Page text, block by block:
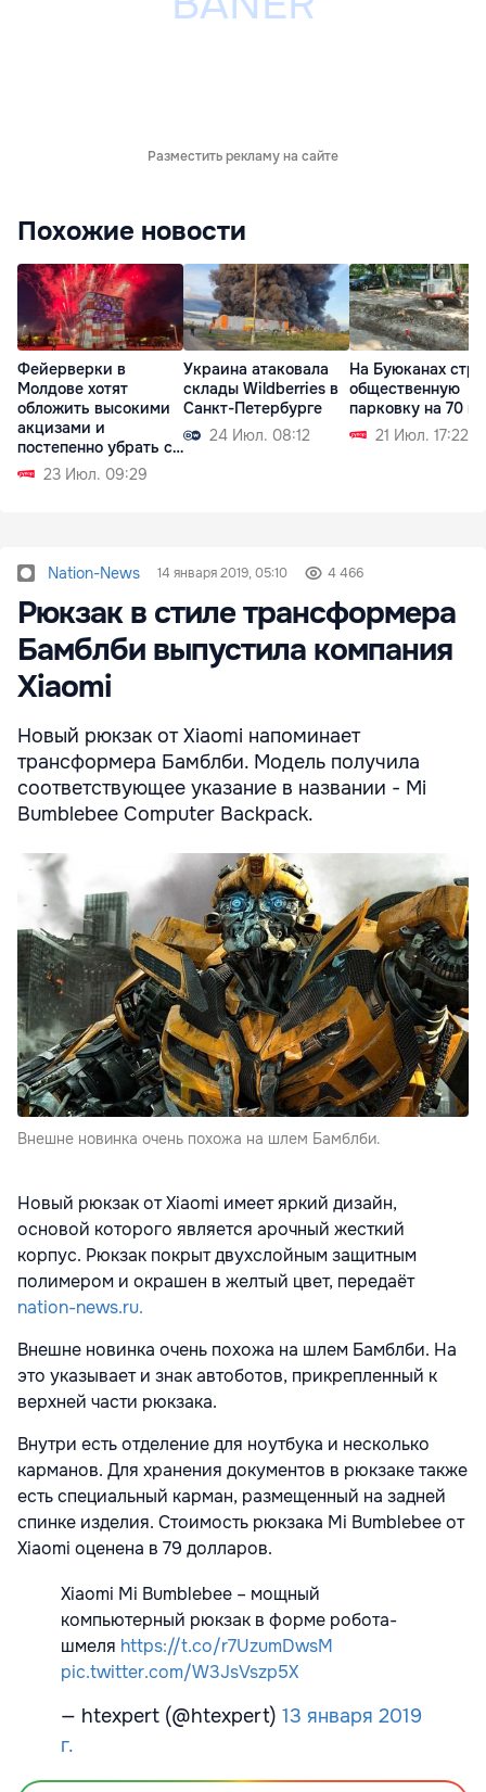
Разместить рекламу на сайте
Похожие новости
Фейерверки в
Молдове хотят
обложить высокими
акцизами и
постепенно убрать с
рынка23 Июл. 09:29
Украина атаковала
склады Wildberries в
Санкт-Петербурге
24 Июл. 08:12
На Буюканах
общественную
парковку на 70
21 Июл. 17:22
Nation-News 14 января 2019, 05:10 4 466
Рюкзак в стиле трансформера
Бамблби выпустила компания
Xiaomi
Новый рюкзак от Xiaomi напоминает
трансформера Бамблби. Модель получила
соответствующее указание в названии - Mi
Bumblebee Computer Backpack.
Внешне новинка очень похожа на шлем Бамблби.
Новый рюкзак от Xiaomi имеет яркий дизайн,
основой которого является арочный жесткий
корпус. Рюкзак покрыт двухслойным защитным
полимером и окрашен в желтый цвет, передаёт
nation-news.ru.
Внешне новинка очень похожа на шлем Бамблби. На
это указывает и знак автоботов, прикрепленный к
верхней части рюкзака.
Внутри есть отделение для ноутбука и несколько
карманов. Для хранения документов в рюкзаке также
есть специальный карман, размещенный на задней
спинке изделия. Стоимость рюкзака Mi Bumblebee от
Xiaomi оценена в 79 долларов.
Xiaomi Mi Bumblebee – мощный
компьютерный рюкзак в форме робота-
шмеля https://t.co/r7UzumDwsM
pic.twitter.com/W3JsVszp5X
— htexpert (@htexpert) 13 января 2019
г.